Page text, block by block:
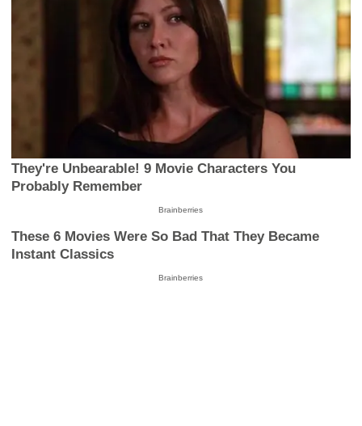
They're Unbearable! 9 Movie Characters You
Probably Remember
Brainberries
These 6 Movies Were So Bad That They Became
Instant Classics
Brainberries